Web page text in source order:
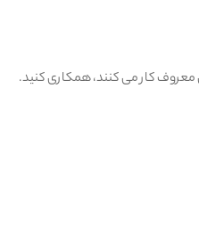
کار می کنند، همکاری کنید.